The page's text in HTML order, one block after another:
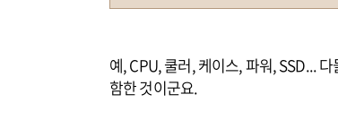
예, CPU, 쿨러, 케이스, 파워, SSD...
함한 것이군요.